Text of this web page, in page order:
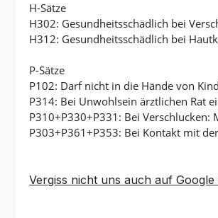
H-Sätze
H302: Gesundheitsschädlich bei
H312: Gesundheitsschädlich bei
P-Sätze
P102: Darf nicht in die Hände von
P314: Bei Unwohlsein ärztlichen Rat
P310+P330+P331: Bei
P303+P361+P353: Bei Kontakt mit
Vergiss nicht uns auch auf